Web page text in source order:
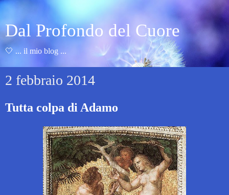
Dal Profondo del Cuore
🤍 ... il mio blog ...
2 febbraio 2014
Tutta colpa di Adamo